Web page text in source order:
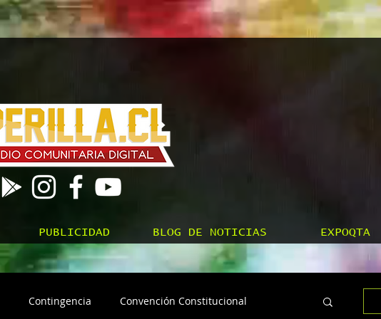
PUBLICIDAD BLOG DE NOTICIAS EXPOQTA
Contingencia Convención Constitucional